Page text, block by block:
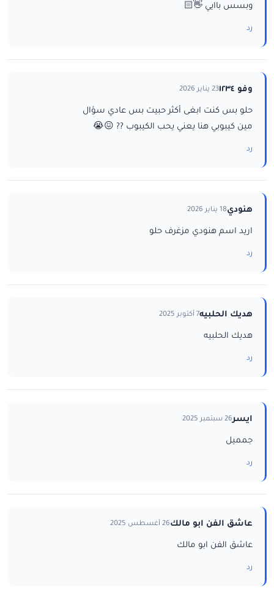
وبسس باايي 👋🏻
رد
وفو ١٢٣٤ 23 يناير 2026
حلو بس كنت ابغى أكثر حبيت بس عادي سؤال
مين كيبوبي هنا يعني يحب الكيبوب ?? 😖😭
رد
هنودي18 يناير 2026
اريد اسم هنودي مزغرف حلو
رد
هديك الحلبيه7 أكتوبر 2025
هديك الحلبيه
رد
ايسر26 سبتمبر 2025
جمميل
رد
عاشق الفن ابو مالك26 أغسطس 2025
عاشق الفن ابو مالك
رد